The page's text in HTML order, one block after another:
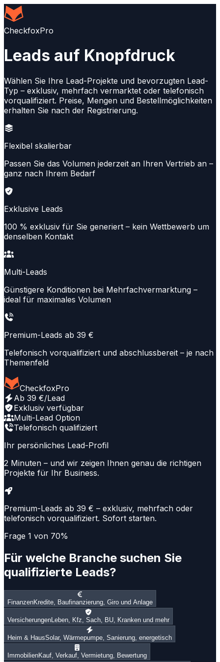
CheckfoxPro
Leads auf Knopfdruck
Wählen Sie Ihre Lead-Projekte und bevorzugten Lead-
Typ – exklusiv, mehrfach vermarktet oder telefonisch
vorqualifiziert. Preise, Mengen und Bestellmöglichkeiten
erhalten Sie nach der Registrierung.
Flexibel skalierbar
Passen Sie das Volumen jederzeit an Ihren Vertrieb an –
ganz nach Ihrem Bedarf
Exklusive Leads
100 % exklusiv für Sie generiert – kein Wettbewerb um
denselben Kontakt
Multi-Leads
Günstigere Konditionen bei Mehrfachvermarktung –
ideal für maximales Volumen
Premium-Leads ab 39 €
Telefonisch vorqualifiziert und abschlussbereit – je nach
Themenfeld
CheckfoxPro
Ab 39 €/Lead
Exklusiv verfügbar
Multi-Lead Option
Telefonisch qualifiziert
Ihr persönliches Lead-Profil
2 Minuten – und wir zeigen Ihnen genau die richtigen
Projekte für Ihr Business.
Premium-Leads ab 39 € – exklusiv, mehrfach oder
telefonisch vorqualifiziert. Sofort starten.
Frage 1 von 70%
Für welche Branche suchen Sie
qualifizierte Leads?
FinanzenKredite, Baufinanzierung, Giro und Anlage
VersicherungenLeben, Kfz, Sach, BU, Kranken und mehr
Heim & HausSolar, Wärmepumpe, Sanierung, energetisch
ImmobilienKauf, Verkauf, Vermietung, Bewertung